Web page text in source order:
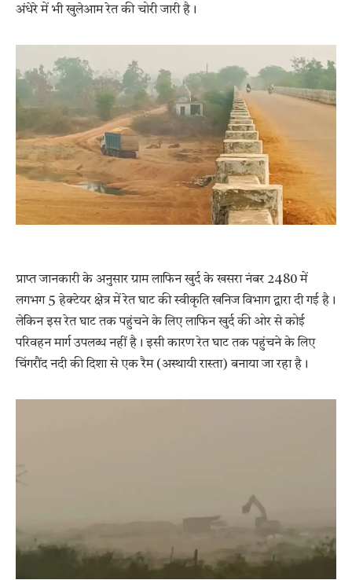
अंधेरे में भी खुलेआम रेत की चोरी जारी है।
प्राप्त जानकारी के अनुसार ग्राम लाफिन खुर्द के खसरा नंबर 2480 में
लगभग 5 हेक्टेयर क्षेत्र में रेत घाट की स्वीकृति खनिज विभाग द्वारा दी गई है।
लेकिन इस रेत घाट तक पहुंचने के लिए लाफिन खुर्द की ओर से कोई
परिवहन मार्ग उपलब्ध नहीं है। इसी कारण रेत घाट तक पहुंचने के लिए
चिंगरौंद नदी की दिशा से एक रैम (अस्थायी रास्ता) बनाया जा रहा है।